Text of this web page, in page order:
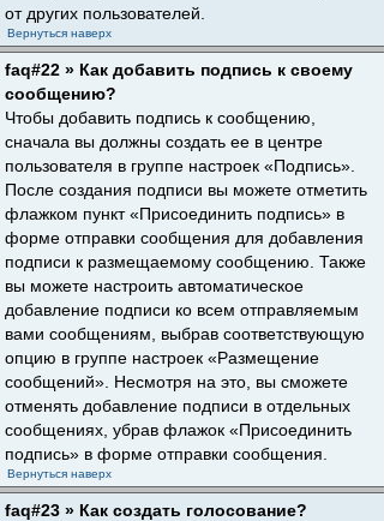
от других пользователей.
Вернуться наверх
faq#22 » Как добавить подпись к своему
сообщению?
Чтобы добавить подпись к сообщению,
сначала вы должны создать ее в центре
пользователя в группе настроек «Подпись».
После создания подписи вы можете отметить
флажком пункт «Присоединить подпись» в
форме отправки сообщения для добавления
подписи к размещаемому сообщению. Также
вы можете настроить автоматическое
добавление подписи ко всем отправляемым
вами сообщениям, выбрав соответствующую
опцию в группе настроек «Размещение
сообщений». Несмотря на это, вы сможете
отменять добавление подписи в отдельных
сообщениях, убрав флажок «Присоединить
подпись» в форме отправки сообщения.
Вернуться наверх
faq#23 » Как создать голосование?